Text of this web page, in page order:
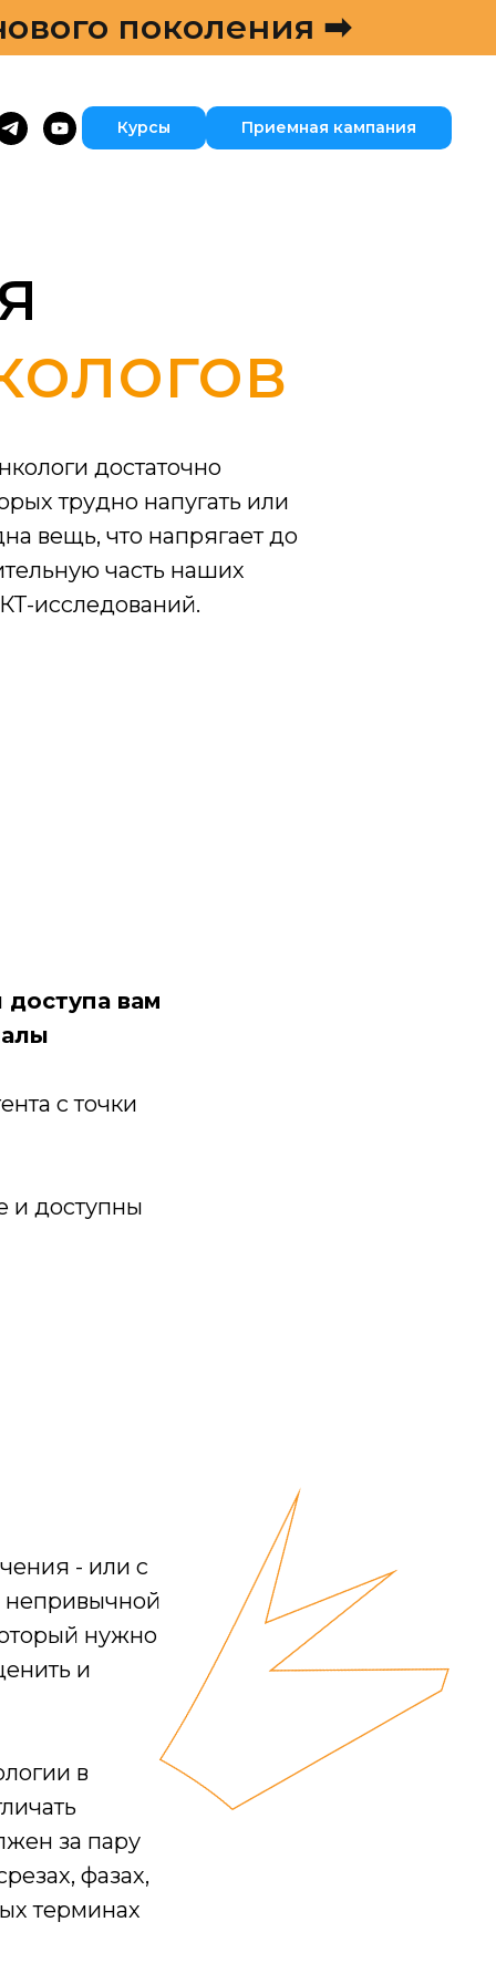
поколения ➡
Курсы Приемная кампания
достаточно
трудно напугать или
вещь, что напрягает до
часть наших
исследований.
вам
с точки
и доступны
- или с
нужно
и
в
за пару
фазах,
терминах